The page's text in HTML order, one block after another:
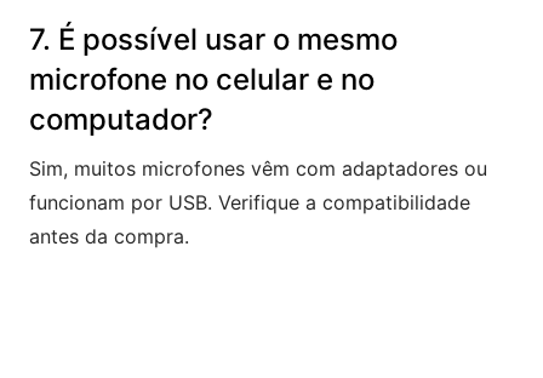
7. É possível usar o mesmo
microfone no celular e no
computador?
Sim, muitos microfones vêm com adaptadores ou
funcionam por USB. Verifique a compatibilidade
antes da compra.